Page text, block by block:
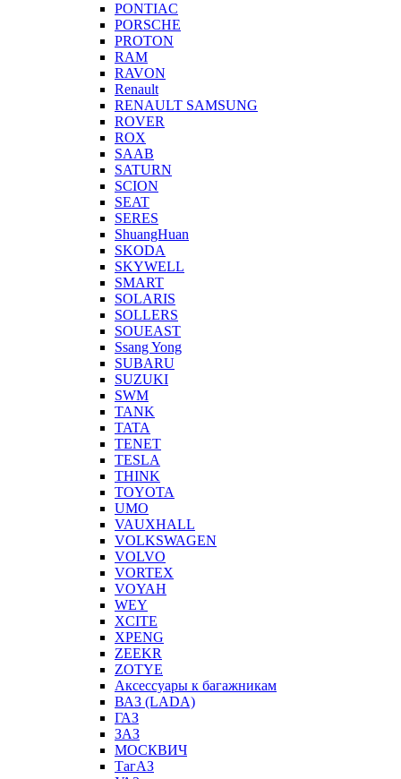
PONTIAC
PORSCHE
PROTON
RAM
RAVON
Renault
RENAULT SAMSUNG
ROVER
ROX
SAAB
SATURN
SCION
SEAT
SERES
ShuangHuan
SKODA
SKYWELL
SMART
SOLARIS
SOLLERS
SOUEAST
Ssang Yong
SUBARU
SUZUKI
SWM
TANK
TATA
TENET
TESLA
THINK
TOYOTA
UMO
VAUXHALL
VOLKSWAGEN
VOLVO
VORTEX
VOYAH
WEY
XCITE
XPENG
ZEEKR
ZOTYE
Аксессуары к багажникам
ВАЗ (LADA)
ГАЗ
ЗАЗ
МОСКВИЧ
ТагАЗ